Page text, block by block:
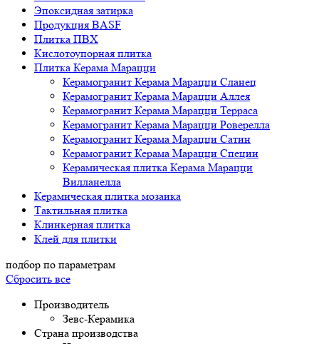
Эпоксидная затирка
Продукция BASF
Плитка ПВХ
Кислотоупорная плитка
Плитка Керама Марацци
Керамогранит Керама Марацци Сланец
Керамогранит Керама Марацци Аллея
Керамогранит Керама Марацци Терраса
Керамогранит Керама Марацци Роверелла
Керамогранит Керама Марацци Сатин
Керамогранит Керама Марацци Специи
Керамическая плитка Керама Марацци
Вилланелла
Керамическая плитка мозаика
Тактильная плитка
Клинкерная плитка
Клей для плитки
подбор по параметрам
Сбросить все
Производитель
Зевс-Керамика
Страна производства